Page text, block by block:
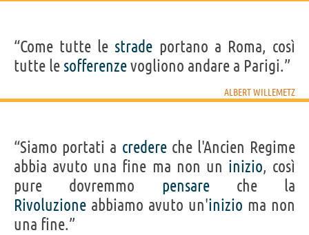
“Come tutte le strade portano a Roma, così
tutte le sofferenzevogliono andare a Parigi.”
ALBERT WILLEMETZ
“Siamo portati a credereche l'Ancien Regime
abbia avuto una fine ma non un inizio, così
pure dovremmo pensareche la
Rivoluzione abbiamo avuto un'inizio ma non
una fine.”